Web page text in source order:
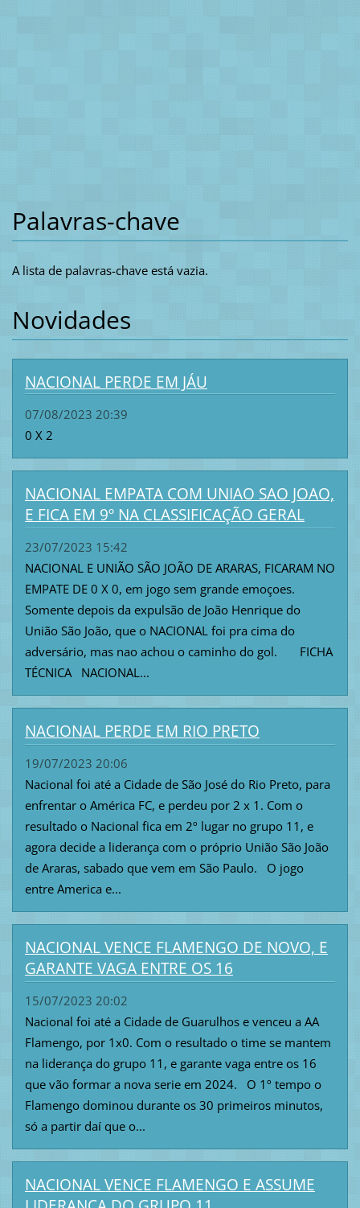
Palavras-chave
A lista de palavras-chave está vazia.
Novidades
NACIONAL PERDE EM JÁU
07/08/2023 20:39
0 X 2
NACIONAL EMPATA COM UNIAO SAO JOAO,
E FICA EM 9º NA CLASSIFICAÇÃO GERAL
23/07/2023 15:42
NACIONAL E UNIÃO SÃO JOÃO DE ARARAS, FICARAM NO
EMPATE DE 0 X 0, em jogo sem grande emoçoes.
Somente depois da expulsão de João Henrique do
União São João, que o NACIONAL foi pra cima do
adversário, mas nao achou o caminho do gol. FICHA
TÉCNICA NACIONAL...
NACIONAL PERDE EM RIO PRETO
19/07/2023 20:06
Nacional foi até a Cidade de São José do Rio Preto, para
enfrentar o América FC, e perdeu por 2 x 1. Com o
resultado o Nacional fica em 2º lugar no grupo 11, e
agora decide a liderança com o próprio União São João
de Araras, sabado que vem em São Paulo. O jogo
entre America e...
NACIONAL VENCE FLAMENGO DE NOVO, E
GARANTE VAGA ENTRE OS 16
15/07/2023 20:02
Nacional foi até a Cidade de Guarulhos e venceu a AA
Flamengo, por 1x0. Com o resultado o time se mantem
na liderança do grupo 11, e garante vaga entre os 16
que vão formar a nova serie em 2024. O 1º tempo o
Flamengo dominou durante os 30 primeiros minutos,
só a partir daí que o...
NACIONAL VENCE FLAMENGO E ASSUME